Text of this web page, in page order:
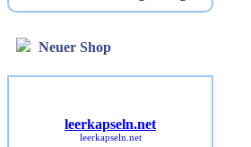
Neuer Shop
leerkapseln.net
leerkapseln.net